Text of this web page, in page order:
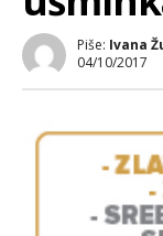
Piše: Ivana
04/10/2017